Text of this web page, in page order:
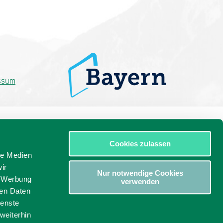
Medien
Daten
Cookies zulassen
Nur notwendige Cookies
verwenden